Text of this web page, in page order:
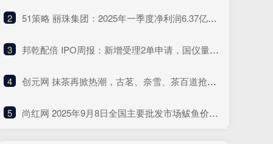
2 ​51策略 丽珠集团：2025年一季度净利润6.37亿元 同比增长4.75%
3 ​邦乾配倍 IPO周报：新增受理2单申请，国仪量子年度研发投入占比下滑
4 ​创元网 抹茶再掀热潮，古茗、奈雪、茶百道抢着推这种“浓”新品
5 ​尚红网 2025年9月8日全国主要批发市场鲅鱼价格行情